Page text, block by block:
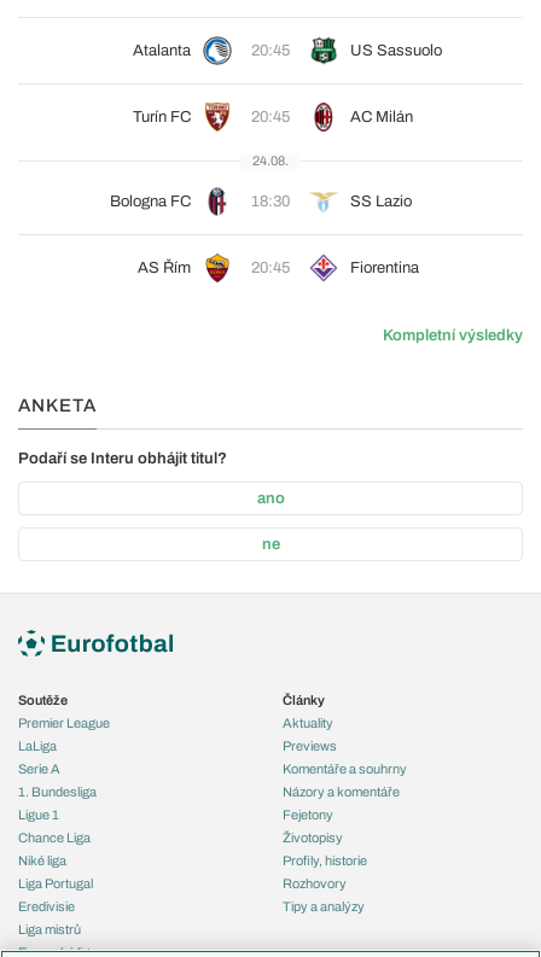
Atalanta 20:45 US Sassuolo
Turín FC 20:45 AC Milán
24.08.
Bologna FC 18:30 SS Lazio
AS Řím 20:45 Fiorentina
Kompletní výsledky
ANKETA
Podaří se Interu obhájit titul?
ano
ne
Soutěže
Premier League
LaLiga
Serie A
1. Bundesliga
Ligue 1
Chance Liga
Niké liga
Liga Portugal
Eredivisie
Liga mistrů
Evropská liga
Články
Aktuality
Previews
Komentáře a souhrny
Názory a komentáře
Fejetony
Životopisy
Profily, historie
Rozhovory
Tipy a analýzy